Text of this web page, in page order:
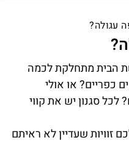
עגולה?
הבית מתחלקת לכמה
כפריים? או אולי
לכל סגנון יש את קווי
זוויות שעדיין לא ראיתם